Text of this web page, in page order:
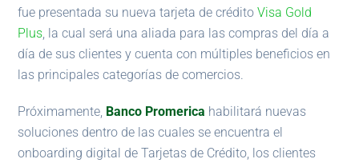
fue presentada su nueva tarjeta de créditoVisa Gold
Plus , la cual será una aliada para las compras del día a
día de sus clientes y cuenta con múltiples beneficios en
las principales categorías de comercios.
Próximamente, Banco Promerica habilitará nuevas
soluciones dentro de las cuales se encuentra el
onboarding digital de Tarjetas de Crédito, los clientes